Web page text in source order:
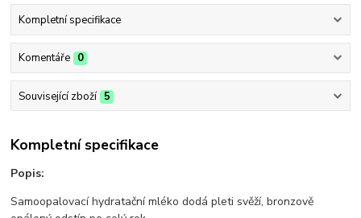
Kompletní specifikace
Komentáře 0
Související zboží 5
Kompletní specifikace
Popis:
Samoopalovací hydratační mléko dodá pleti svěží, bronzově